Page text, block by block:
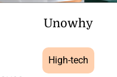
Unowhy
High-tech